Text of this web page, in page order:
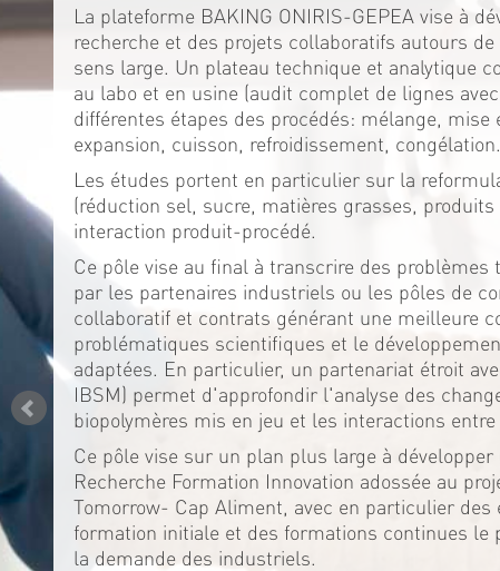
La plateforme BAKING ONIRIS-GEPEA vise à
recherche et des projets collaboratifs autours
sens large. Un plateau technique et analytique
au labo et en usine (audit complet de lignes
différentes étapes des procédés: mélange,
expansion, cuisson, refroidissement, congélation.
Les études portent en particulier sur la
(réduction sel, sucre, matières grasses,
interaction produit-procédé.
Ce pôle vise au final à transcrire des problèmes
par les partenaires industriels ou les pôles de
collaboratif et contrats générant une meilleure
problématiques scientifiques et le
adaptées. En particulier, un partenariat étroit
IBSM) permet d'approfondir l'analyse des
biopolymères mis en jeu et les interactions
Ce pôle vise sur un plan plus large à
Recherche Formation Innovation adossée au
Tomorrow- Cap Aliment, avec en particulier des
formation initiale et des formations continues le
la demande des industriels.